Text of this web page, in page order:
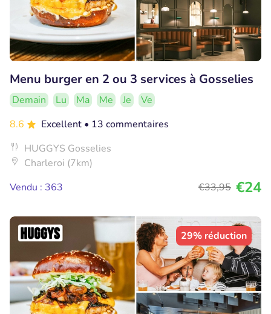
Menu burger en 2 ou 3 services à Gosselies
Demain Lu Ma Me Je
Ve
8.6
Excellent • 13 commentaires
HUGGYS Gosselies
Charleroi (7km)
Vendu : 363
€33,95 €24
29% réduction